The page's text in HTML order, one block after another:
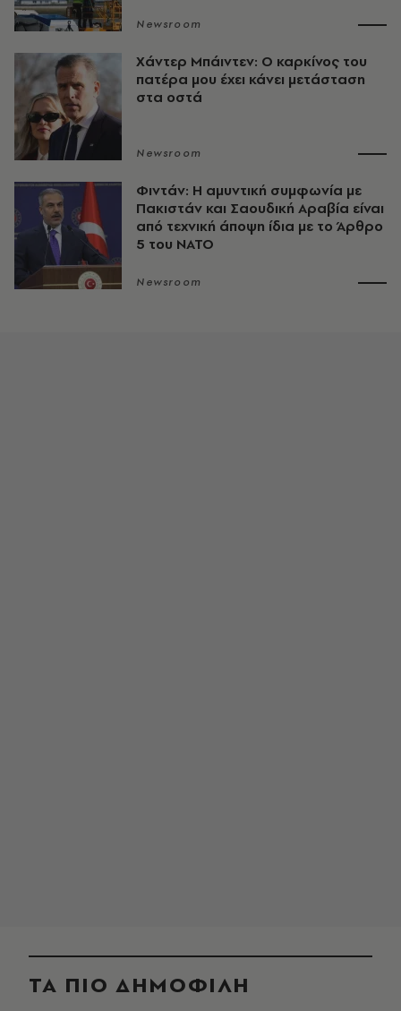
Newsroom
Χάντερ Μπάιντεν: Ο καρκίνος του
πατέρα μου έχει κάνει μετάσταση
στα οστά
Newsroom
Φιντάν: Η αμυντική συμφωνία με
Πακιστάν και Σαουδική Αραβία είναι
από τεχνική άποψη ίδια με τo Άρθρο
5 του ΝΑΤΟ
Newsroom
ΤΑ ΠΙΟ ΔΗΜΟΦΙΛΗ